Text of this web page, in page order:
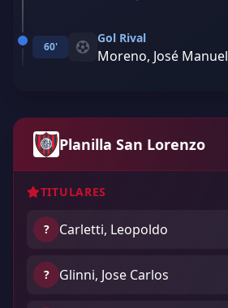
60'
Gol Rival
Moreno, José Manuel
Planilla San Lorenzo
TITULARES
? Carletti, Leopoldo
? Glinni, Jose Carlos